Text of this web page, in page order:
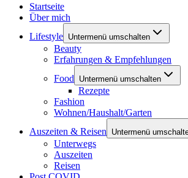
Startseite
Über mich
Lifestyle Untermenü umschalten
Beauty
Erfahrungen & Empfehlungen
Food
Untermenü umschalten
Rezepte
Fashion
Wohnen/Haushalt/Garten
Auszeiten & Reisen
Untermenü
Unterwegs
Auszeiten
Reisen